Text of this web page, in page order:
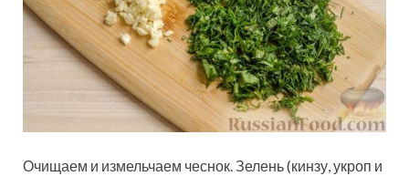
Очищаем и измельчаем чеснок. Зелень (кинзу, укроп и